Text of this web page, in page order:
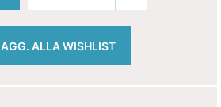
AGG. ALLA WISHLIST